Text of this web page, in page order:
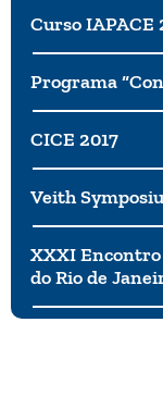
Curso IAPACE
Programa
CICE 2017
Veith
XXXI
do Rio de